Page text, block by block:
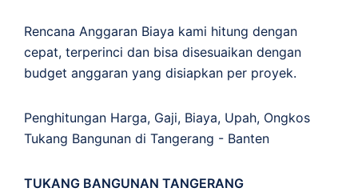
Rencana Anggaran Biaya kami hitung dengan
cepat, terperinci dan bisa disesuaikan dengan
budget anggaran yang disiapkan per proyek.
Penghitungan Harga, Gaji, Biaya, Upah, Ongkos
Tukang Bangunan di Tangerang - Banten
TUKANG BANGUNAN TANGERANG